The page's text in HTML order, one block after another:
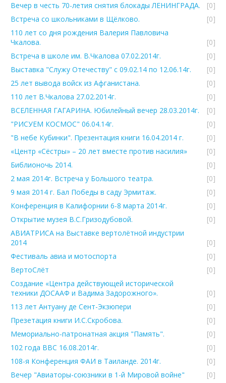
Вечер в честь 70-летия снятия блокады ЛЕНИНГРАДА.
[0]
Встреча со школьниками в Щёлково.
[0]
110 лет со дня рождения Валерия Павловича
Чкалова.
[0]
Встреча в школе им. В.Чкалова 07.02.2014г.
[0]
Выставка "Служу Отечеству" с 09.02.14 по 12.06.14г.
[0]
25 лет вывода войск из Афганистана.
[0]
110 лет В.Чкалова 27.02.2014г.
[0]
ВСЕЛЕННАЯ ГАГАРИНА. Юбилейный вечер 28.03.2014г.
[0]
"РИСУЕМ КОСМОС" 06.04.14г.
[0]
"В небе Кубинки". Презентация книги 16.04.2014 г.
[0]
«Центр «Сёстры» – 20 лет вместе против насилия»
[0]
Библионочь 2014.
[0]
2 мая 2014г. Встреча у Большого театра.
[0]
9 мая 2014 г. Бал Победы в саду Эрмитаж.
[0]
Конференция в Калифорнии 6-8 марта 2014г.
[0]
Открытие музея В.С.Гризодубовой.
[0]
АВИАТРИСА на Выставке вертолётной индустрии
2014
[0]
Фестиваль авиа и мотоспорта
[0]
ВертоСлёт
[0]
Создание «Центра действующей исторической
техники ДОСААФ и Вадима Задорожного».
[0]
113 лет Антуану де Сент-Экзюпери
[0]
Презетация книги И.С.Скробова.
[0]
Мемориально-патронатная акция "Память".
[0]
102 года ВВС 16.08.2014г.
[0]
108-я Конференция ФАИ в Таиланде. 2014г.
[0]
Вечер "Авиаторы-союзники в 1-й Мировой войне"
[0]